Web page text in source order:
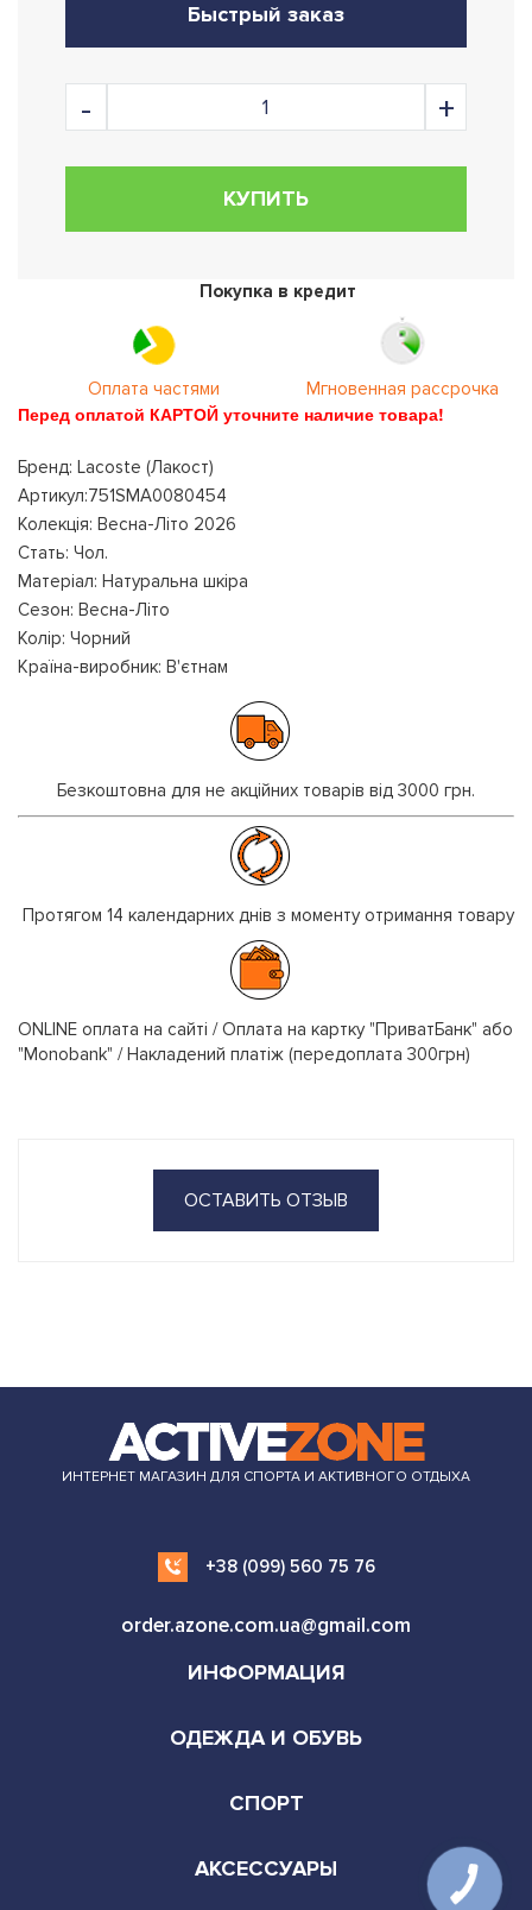
Быстрый заказ
КУПИТЬ
Покупка в кредит
Оплата частями Мгновенная рассрочка
Перед оплатой КАРТОЙ уточните наличие товара!
Бренд: Lacoste (Лакост)
Артикул:751SMA0080454
Колекція: Весна-Літо 2026
Стать: Чол.
Матеріал: Натуральна шкіра
Сезон: Весна-Літо
Колір: Чорний
Країна-виробник: В'єтнам
Безкоштовна для не акційних товарів від 3000 грн.
Протягом 14 календарних днів з моменту отримання товару
ONLINE оплата на сайті / Оплата на картку "ПриватБанк" або
"Monobank" / Накладений платіж (передоплата 300грн)
ОСТАВИТЬ ОТЗЫВ
ИНТЕРНЕТ МАГАЗИН ДЛЯ СПОРТА И АКТИВНОГО ОТДЫХА
+38 (099) 560 75 76
order.azone.com.ua@gmail.com
ИНФОРМАЦИЯ
ОДЕЖДА И ОБУВЬ
СПОРТ
АКСЕССУАРЫ